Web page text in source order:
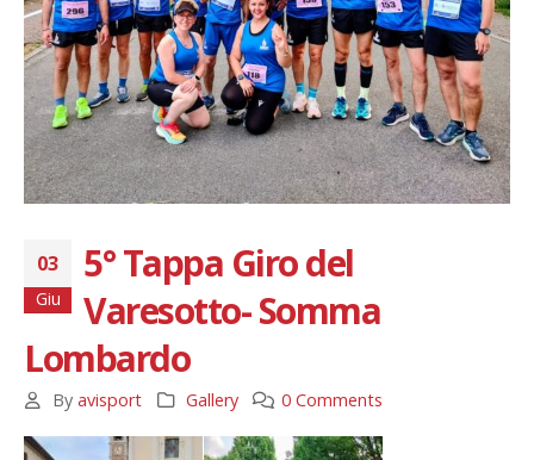
03
Giu
5° Tappa Giro del
Varesotto- Somma
Lombardo
By avisport Gallery 0 Comments